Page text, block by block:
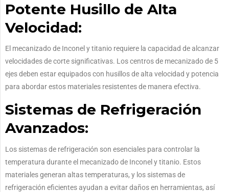
Potente Husillo de Alta
Velocidad:
El mecanizado de Inconel y titanio requiere la capacidad de alcanzar
velocidades de corte significativas. Los centros de mecanizado de 5
ejes deben estar equipados con husillos de alta velocidad y potencia
para abordar estos materiales resistentes de manera efectiva.
Sistemas de Refrigeración
Avanzados:
Los sistemas de refrigeración son esenciales para controlar la
temperatura durante el mecanizado de Inconel y titanio. Estos
materiales generan altas temperaturas, y los sistemas de
refrigeración eficientes ayudan a evitar daños en herramientas, así